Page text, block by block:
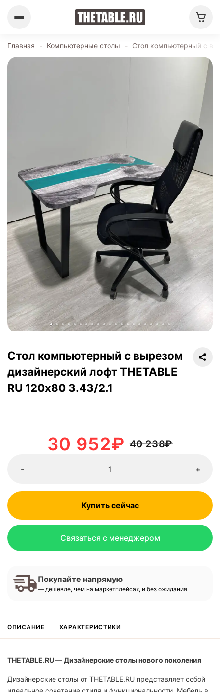
Главная - Компьютерные столы - Стол компьютерный с
Стол компьютерный с вырезом
дизайнерский лофт THETABLE
RU 120х80 3.43/2.1
40 238₽
30 952₽
+
-
Купить сейчас
Связаться с менеджером
Покупайте напрямую
— дешевле, чем на маркетплейсах, и без ожидания
ОПИСАНИЕ ХАРАКТЕРИСТИКИ
THETABLE.RU — Дизайнерские столы нового поколения
Дизайнерские столы от THETABLE.RU представляет собой
идеальное сочетание стиля и функциональности. Мебель в